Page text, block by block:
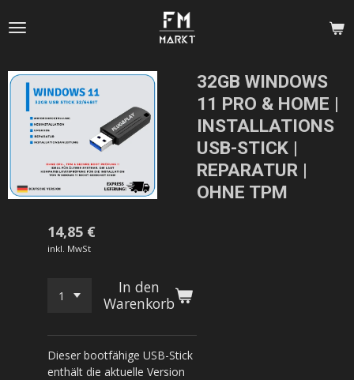
Hauptinhalt
32GB WINDOWS
11 PRO & HOME |
INSTALLATIONS
USB-STICK |
REPARATUR |
OHNE TPM
14,85 €
inkl. MwSt
In den
Warenkorb
Dieser bootfähige USB-Stick
enthält die aktuelle Version